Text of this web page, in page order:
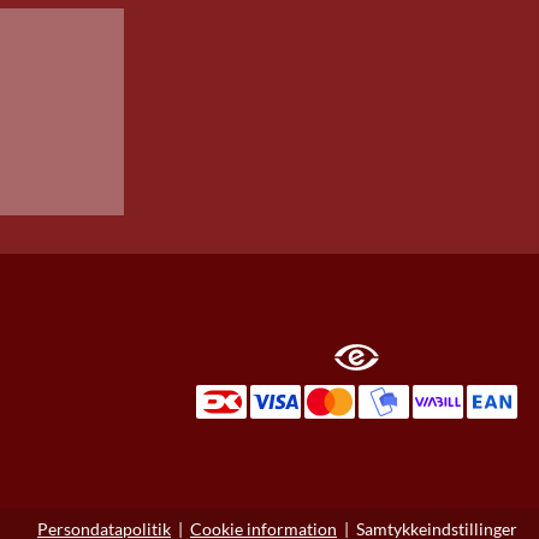
Persondatapolitik | Cookie information | Samtykkeindstillinger